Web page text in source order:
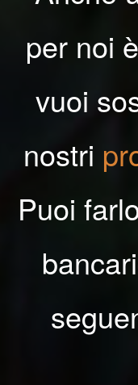
per noi
vuoi
nostri
Puoi